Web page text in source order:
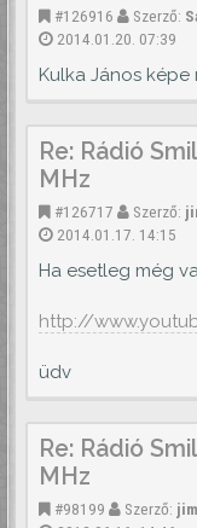
#126916 Szerző:
2014.01.20. 07:39
Kulka János képe
Re: Rádió
MHz
#126717 Szerző:
2014.01.17. 14:15
Ha esetleg még
http://
üdv
Re: Rádió
MHz
#98199 Szerző: